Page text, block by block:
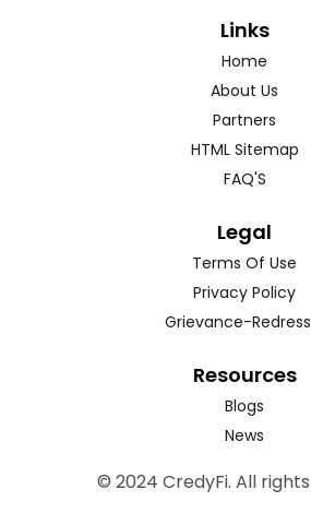
Links
Home
About Us
Partners
HTML Sitemap
FAQ'S
Legal
Terms Of Use
Privacy Policy
Grievance-
Resources
Blogs
News
© 2024 CredyFi. All